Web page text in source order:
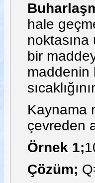
hale
noktasına
bir
maddenin
Kaynama
çevreden
Örnek 1;
Çözüm;